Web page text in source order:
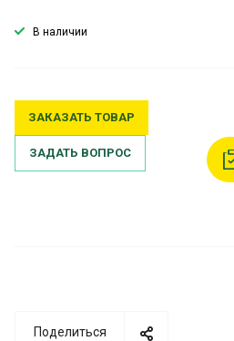
В наличии
ЗАКАЗАТЬ ТОВАР
ЗАДАТЬ ВОПРОС
Поделиться